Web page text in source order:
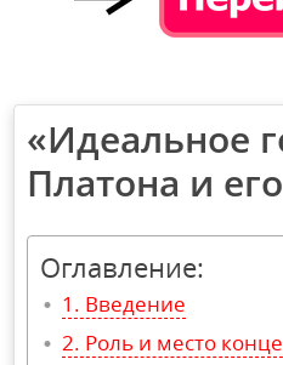
«Идеальное
Платона и
Оглавление:
Введение
Роль и место